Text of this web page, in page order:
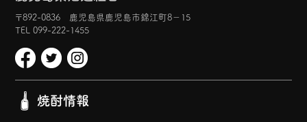
〒892-0836 鹿児島県鹿児島市錦江町8−15
TEL 099-222-1455
焼酎情報